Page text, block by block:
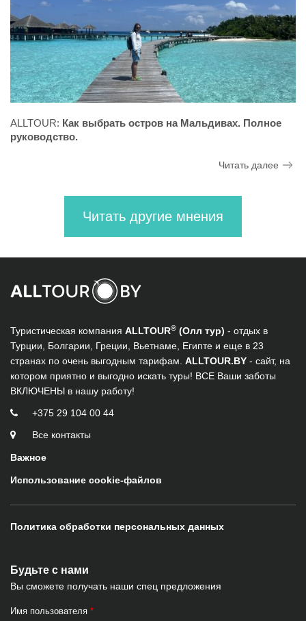
ALLTOUR: Как выбрать остров на Мальдивах. Полное
руководство.
Читать далее
Читать другие мнения
Туристическая компания ALLTOUR® (Олл тур) - отдых в
Турции, Болгарии, Греции, Вьетнаме, Египте и еще в 23
странах по очень выгодным тарифам. ALLTOUR.BY - сайт, на
котором приятно и выгодно искать туры! ВСЕ Ваши заботы
ВКЛЮЧЕНЫ в нашу работу!
+375 29 104 00 44
Все контакты
Важное
Использование cookie-файлов
Политика обработки персональных данных
Будьте с нами
Вы сможете получать наши спец предложения
Имя пользователя *